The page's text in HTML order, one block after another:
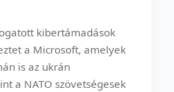
kibertámadások
a Microsoft, amelyek
is az ukrán
a NATO szövetségesek